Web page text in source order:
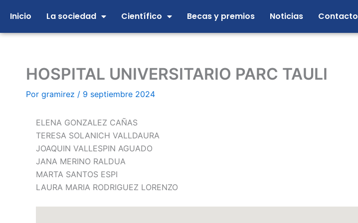
contenido
Inicio La sociedad Científico Becas y premios Noticias Contacto
HOSPITAL UNIVERSITARIO PARC TAULI
Por gramirez / 9 septiembre 2024
ELENA GONZALEZ CAÑAS
TERESA SOLANICH VALLDAURA
JOAQUIN VALLESPIN AGUADO
JANA MERINO RALDUA
MARTA SANTOS ESPI
LAURA MARIA RODRIGUEZ LORENZO